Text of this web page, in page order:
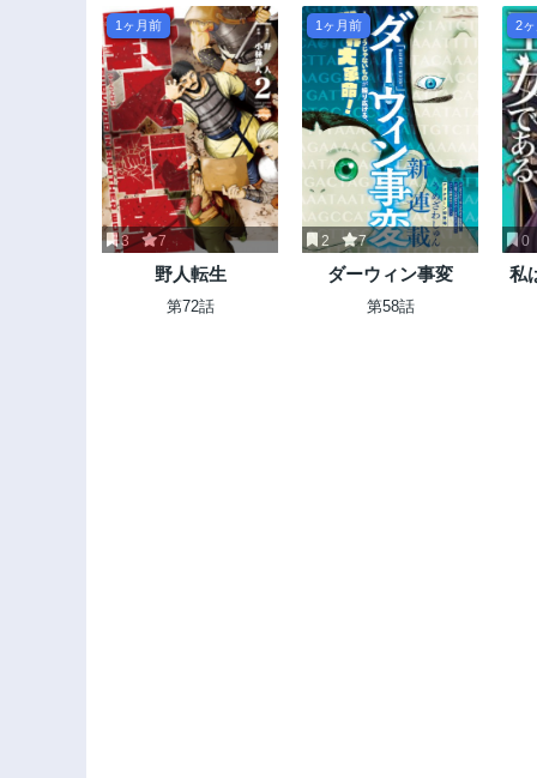
1ヶ月前
3 7
野人転生
第72話
1ヶ月前
2 7
ダーウィン事変
第58話
2
0
私